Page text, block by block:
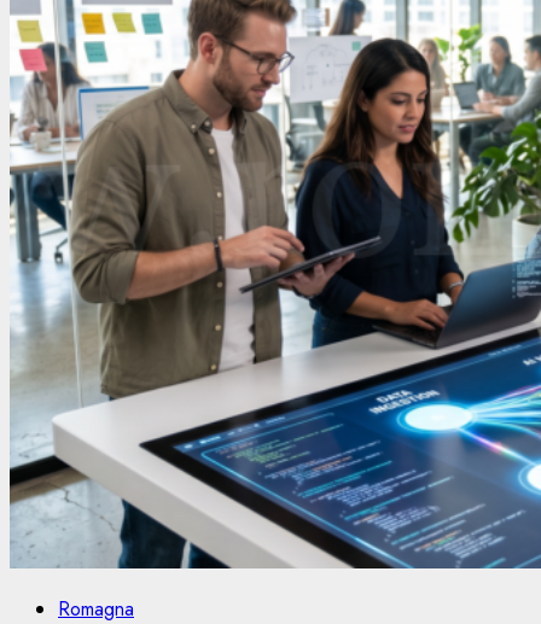
Romagna